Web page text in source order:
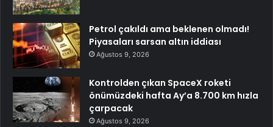
Petrol çakıldı ama beklenen olmadı!
Piyasaları sarsan altın iddiası
Ağustos 9, 2026
Kontrolden çıkan SpaceX roketi
önümüzdeki hafta Ay’a 8.700 km hızla
çarpacak
Ağustos 9, 2026